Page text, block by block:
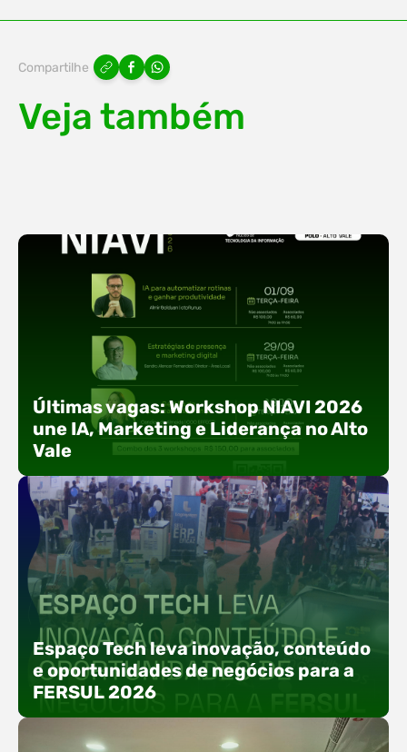
Compartilhe
Veja também
Últimas vagas: Workshop NIAVI 2026
une IA, Marketing e Liderança no Alto
Vale
Com o objetivo de impulsionar a produtividade, a
presença digital e a gestão nas empresas do
Alto Vale, o Núcleo de Tecnologia da Informação
(NIAVI), Polo ACATE-ACIRS, realiza a edição
2026 do Workshop NIAVI. O evento foi
em três encontros práticos ao longo dos meses
de setembro e outubro,…
Espaço Tech leva inovação, conteúdo
e oportunidades de negócios para a
FERSUL 2026